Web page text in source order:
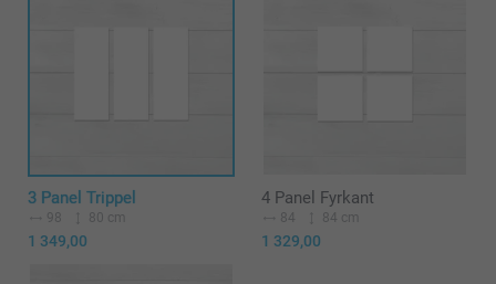
3 Panel Trippel
98 80 cm
1 349,00
4 Panel Fyrkant
84 84 cm
1 329,00